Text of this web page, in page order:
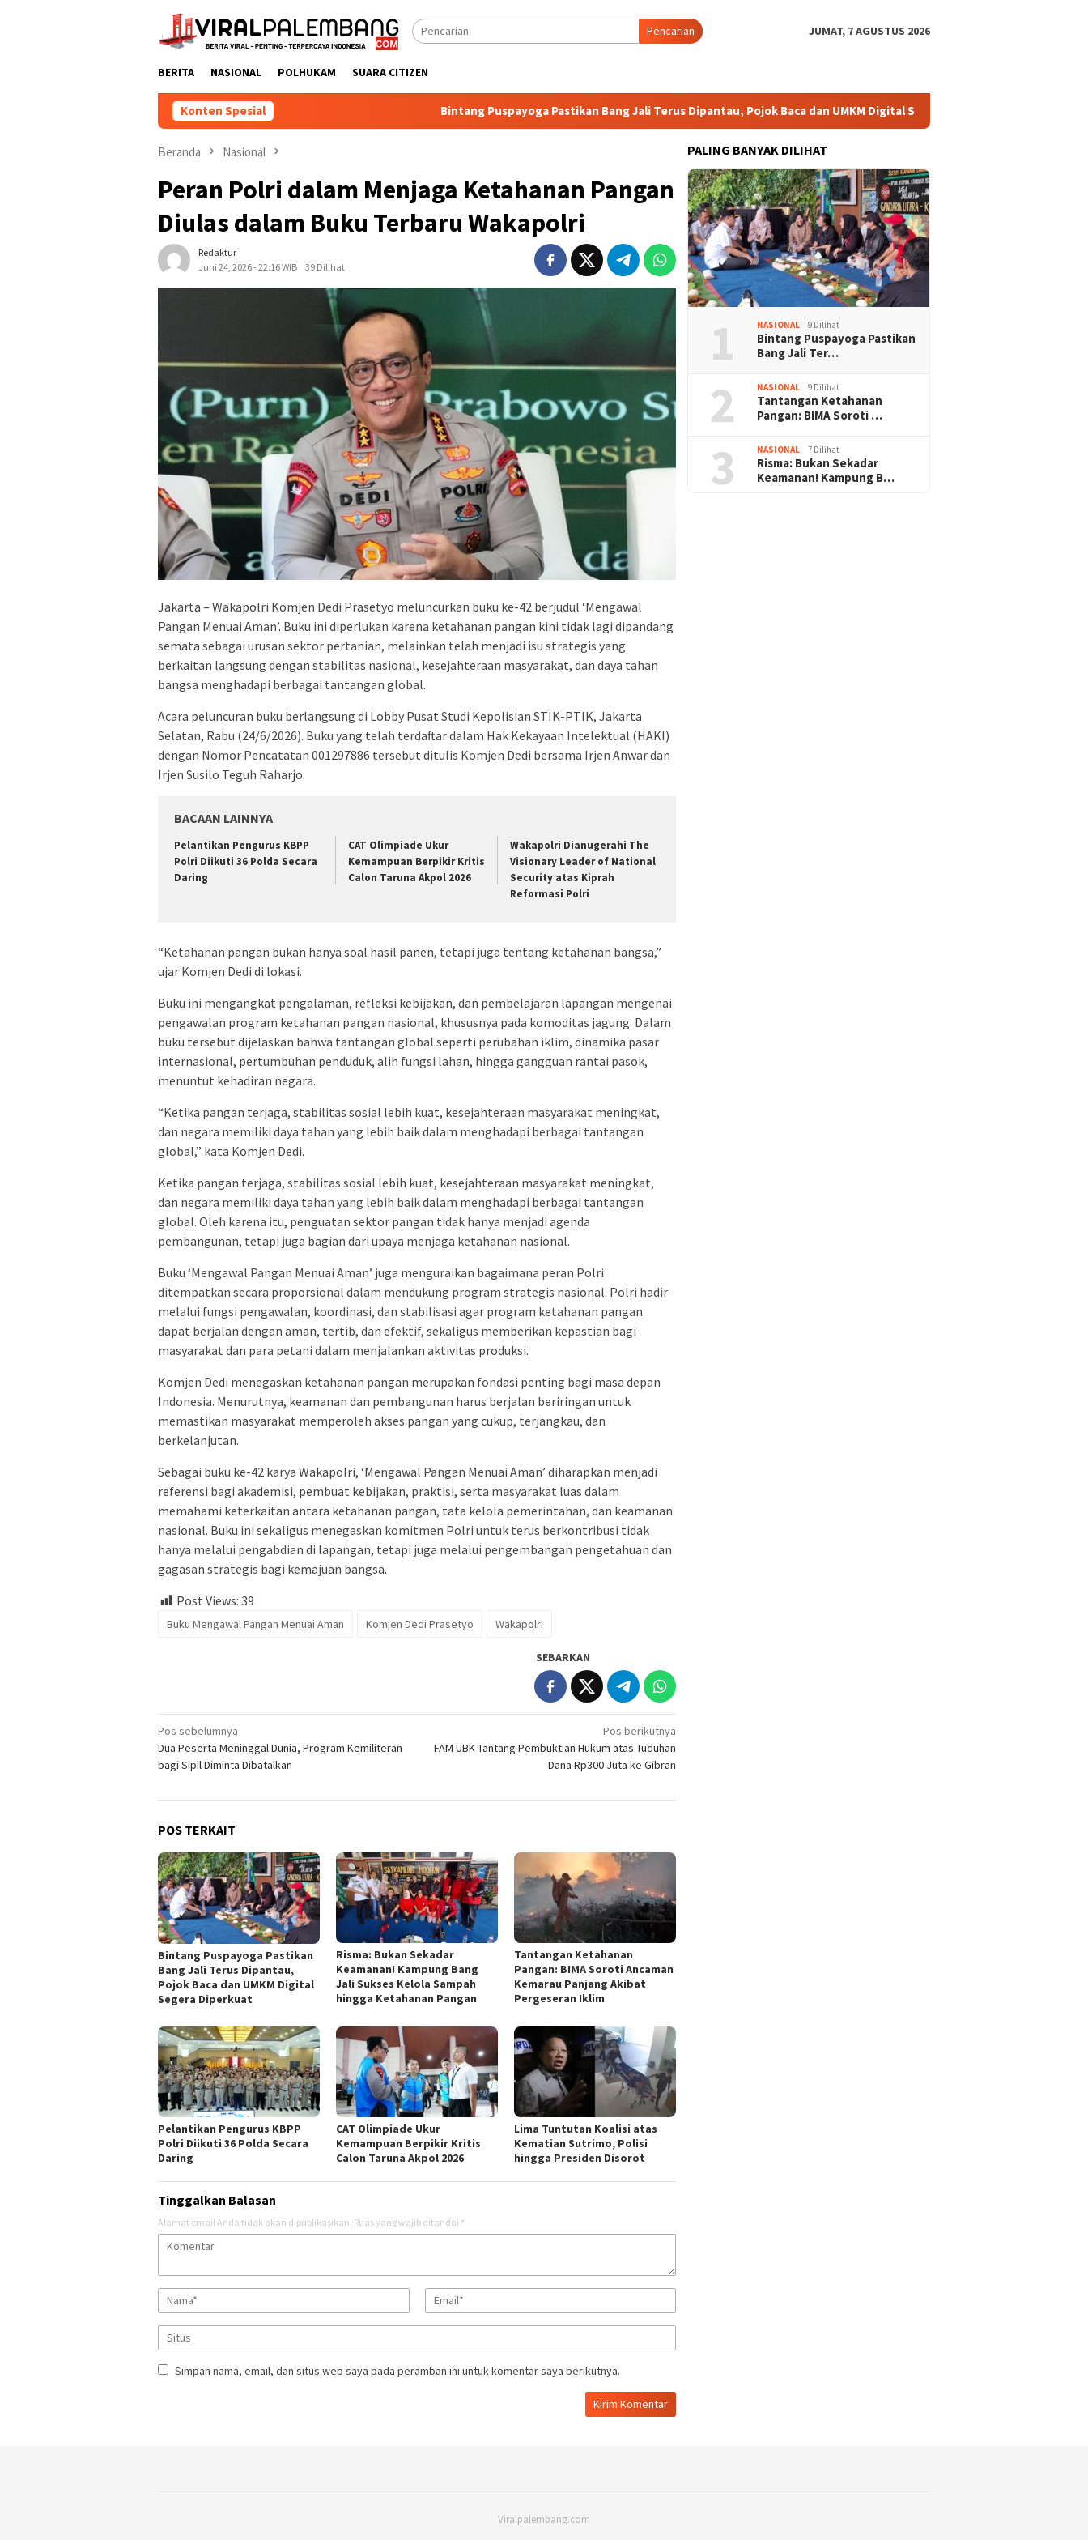
Pencarian JUMAT, 7 AGUSTUS 2026
BERITA NASIONAL POLHUKAM SUARA CITIZEN
Konten Spesial Bintang Puspayoga Pastikan Bang Jali Terus Dipantau, Pojok Baca dan UMKM Digital Segera Diperkuat
Beranda Nasional
Peran Polri dalam Menjaga Ketahanan Pangan
Diulas dalam Buku Terbaru Wakapolri
Redaktur
Juni 24, 2026 - 22:16 WIB
39 Dilihat
Jakarta – Wakapolri Komjen Dedi Prasetyo meluncurkan buku ke-42 berjudul ‘Mengawal
Pangan Menuai Aman’. Buku ini diperlukan karena ketahanan pangan kini tidak lagi dipandang
semata sebagai urusan sektor pertanian, melainkan telah menjadi isu strategis yang
berkaitan langsung dengan stabilitas nasional, kesejahteraan masyarakat, dan daya tahan
bangsa menghadapi berbagai tantangan global.
Acara peluncuran buku berlangsung di Lobby Pusat Studi Kepolisian STIK-PTIK, Jakarta
Selatan, Rabu (24/6/2026). Buku yang telah terdaftar dalam Hak Kekayaan Intelektual (HAKI)
dengan Nomor Pencatatan 001297886 tersebut ditulis Komjen Dedi bersama Irjen Anwar dan
Irjen Susilo Teguh Raharjo.
BACAAN LAINNYA
Pelantikan Pengurus KBPP
Polri Diikuti 36 Polda Secara
Daring
CAT Olimpiade Ukur
Kemampuan Berpikir Kritis
Calon Taruna Akpol 2026
Wakapolri Dianugerahi The
Visionary Leader of National
Security atas Kiprah
Reformasi Polri
“Ketahanan pangan bukan hanya soal hasil panen, tetapi juga tentang ketahanan bangsa,”
ujar Komjen Dedi di lokasi.
Buku ini mengangkat pengalaman, refleksi kebijakan, dan pembelajaran lapangan mengenai
pengawalan program ketahanan pangan nasional, khususnya pada komoditas jagung. Dalam
buku tersebut dijelaskan bahwa tantangan global seperti perubahan iklim, dinamika pasar
internasional, pertumbuhan penduduk, alih fungsi lahan, hingga gangguan rantai pasok,
menuntut kehadiran negara.
“Ketika pangan terjaga, stabilitas sosial lebih kuat, kesejahteraan masyarakat meningkat,
dan negara memiliki daya tahan yang lebih baik dalam menghadapi berbagai tantangan
global,” kata Komjen Dedi.
Ketika pangan terjaga, stabilitas sosial lebih kuat, kesejahteraan masyarakat meningkat,
dan negara memiliki daya tahan yang lebih baik dalam menghadapi berbagai tantangan
global. Oleh karena itu, penguatan sektor pangan tidak hanya menjadi agenda
pembangunan, tetapi juga bagian dari upaya menjaga ketahanan nasional.
Buku ‘Mengawal Pangan Menuai Aman’ juga menguraikan bagaimana peran Polri
ditempatkan secara proporsional dalam mendukung program strategis nasional. Polri hadir
melalui fungsi pengawalan, koordinasi, dan stabilisasi agar program ketahanan pangan
dapat berjalan dengan aman, tertib, dan efektif, sekaligus memberikan kepastian bagi
masyarakat dan para petani dalam menjalankan aktivitas produksi.
Komjen Dedi menegaskan ketahanan pangan merupakan fondasi penting bagi masa depan
Indonesia. Menurutnya, keamanan dan pembangunan harus berjalan beriringan untuk
memastikan masyarakat memperoleh akses pangan yang cukup, terjangkau, dan
berkelanjutan.
Sebagai buku ke-42 karya Wakapolri, ‘Mengawal Pangan Menuai Aman’ diharapkan menjadi
referensi bagi akademisi, pembuat kebijakan, praktisi, serta masyarakat luas dalam
memahami keterkaitan antara ketahanan pangan, tata kelola pemerintahan, dan keamanan
nasional. Buku ini sekaligus menegaskan komitmen Polri untuk terus berkontribusi tidak
hanya melalui pengabdian di lapangan, tetapi juga melalui pengembangan pengetahuan dan
gagasan strategis bagi kemajuan bangsa.
Post Views: 39
Buku Mengawal Pangan Menuai Aman Komjen Dedi Prasetyo Wakapolri
SEBARKAN
Navigasi
pos
Pos sebelumnya
Dua Peserta Meninggal Dunia, Program Kemiliteran
bagi Sipil Diminta Dibatalkan
Pos berikutnya
FAM UBK Tantang Pembuktian Hukum atas Tuduhan
Dana Rp300 Juta ke Gibran
POS TERKAIT
Bintang Puspayoga Pastikan
Bang Jali Terus Dipantau,
Pojok Baca dan UMKM Digital
Segera Diperkuat
Risma: Bukan Sekadar
Keamanan! Kampung Bang
Jali Sukses Kelola Sampah
hingga Ketahanan Pangan
Tantangan Ketahanan
Pangan: BIMA Soroti Ancaman
Kemarau Panjang Akibat
Pergeseran Iklim
Pelantikan Pengurus KBPP
Polri Diikuti 36 Polda Secara
Daring
CAT Olimpiade Ukur
Kemampuan Berpikir Kritis
Calon Taruna Akpol 2026
Lima Tuntutan Koalisi atas
Kematian Sutrimo, Polisi
hingga Presiden Disorot
Tinggalkan Balasan
Alamat email Anda tidak akan dipublikasikan. Ruas yang wajib ditandai *
Simpan nama, email, dan situs web saya pada peramban ini untuk komentar saya berikutnya.
PALING BANYAK DILIHAT
1 NASIONAL 9 Dilihat
Bintang Puspayoga Pastikan
Bang Jali Ter…
2 NASIONAL 9 Dilihat
Tantangan Ketahanan
Pangan: BIMA Soroti …
3 NASIONAL 7 Dilihat
Risma: Bukan Sekadar
Keamanan! Kampung B…
Viralpalembang.com